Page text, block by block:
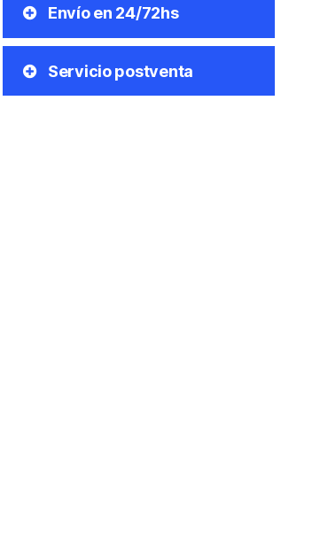
Envío en 24/72hs
Servicio postventa